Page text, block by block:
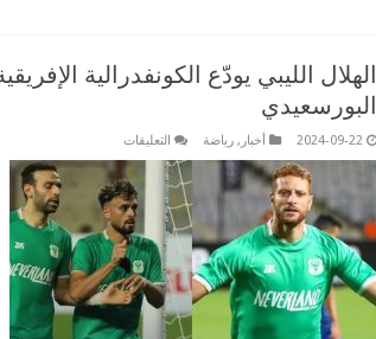
الهلال الليبي يودّع الكونفدرالية
البورسعيدي
2024-09-22 أخبار , رياضة التعليقات
الليبي
يودّع
الكونفدرالية
الإفريقية
بعد
خسارته
أمام
المصري
البورسعيدي
مغلقة